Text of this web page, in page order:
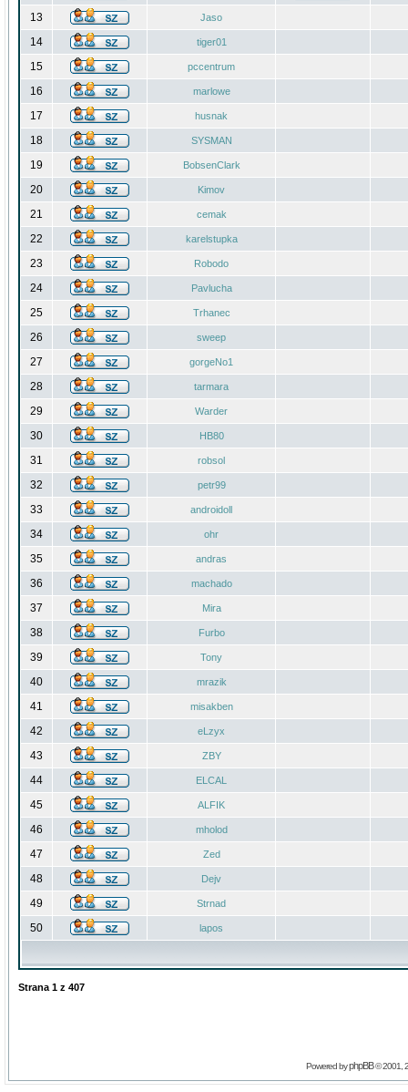
13 Jaso
14 tiger01
15 pccentrum
16 marlowe
17 husnak
18 SYSMAN
19 BobsenClark
20 Kimov
21 cemak
22 karelstupka
23 Robodo
24 Pavlucha
25 Trhanec
26 sweep
27 gorgeNo1
28 tarmara
29 Warder
30 HB80
31 robsol
32 petr99
33 androidoll
34 ohr
35 andras
36 machado
37 Mira
38 Furbo
39 Tony
40 mrazik
41 misakben
42 eLzyx
43 ZBY
44 ELCAL
45 ALFIK
46 mholod
47 Zed
48 Dejv
49 Strnad
50 lapos
Strana 1 z 407
Powered byphpBB© 2001,